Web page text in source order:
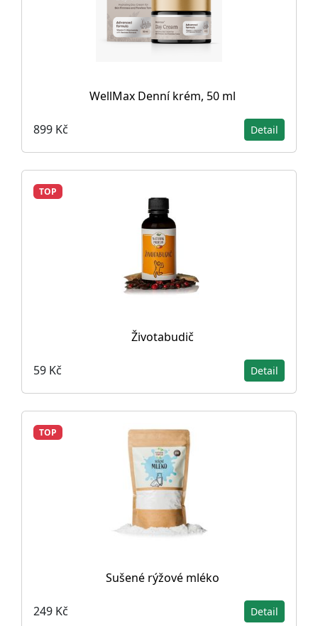
WellMax Denní krém, 50 ml
899 Kč Detail
TOP
Životabudič
59 Kč Detail
TOP
Sušené rýžové mléko
249 Kč Detail